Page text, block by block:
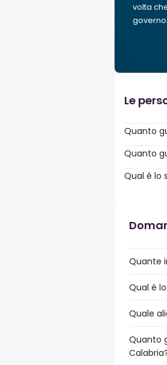
volta
governo.
Le
Quanto
Quanto
Qual è lo
Quante
Qual è
Quale
Quanto